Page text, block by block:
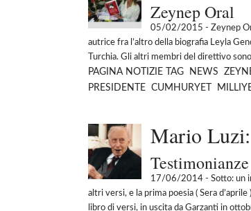
Zeynep Oral
05/02/2015 - Zeynep
autrice fra l’altro della biografia Leyla
Turchia. Gli altri membri del direttivo
PAGINA NOTIZIE TAG NEWS
PRESIDENTE CUMHURYET
Mario
Testimonianze
17/06/2014 - Sotto: un
altri versi, e la prima poesia ( Sera
libro di versi, in uscita da Garzanti in